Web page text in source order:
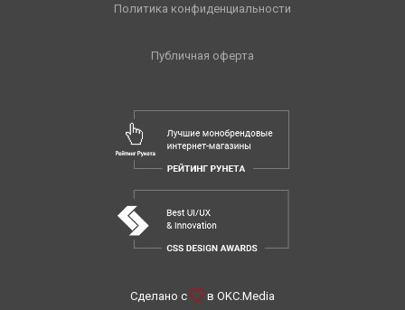
Политика конфиденциальности
Публичная оферта
Сделано с в OKC.Media